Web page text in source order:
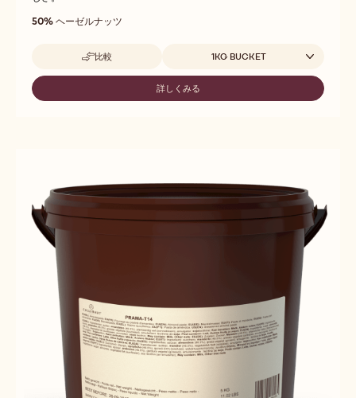
50% ヘーゼルナッツ
比較
-
FINE
PRALINE
取扱サイズ1KG BUCKET
詳しくみる
-